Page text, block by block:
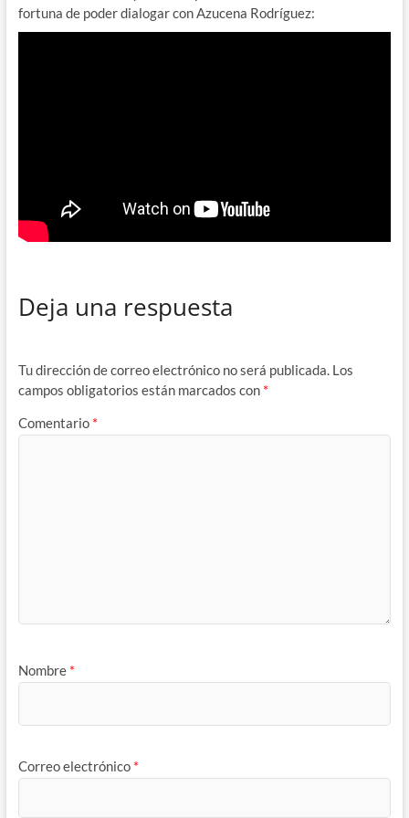
fortuna de poder dialogar con Azucena Rodríguez:
Deja una respuesta
Tu dirección de correo electrónico no será publicada. Los
campos obligatorios están marcados con *
Comentario *
Nombre *
Correo electrónico *